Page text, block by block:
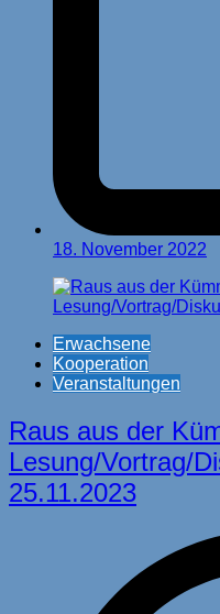
18. November 2022
Erwachsene
Kooperation
Veranstaltungen
Raus aus der
Lesung/Vortrag/
25.11.2023